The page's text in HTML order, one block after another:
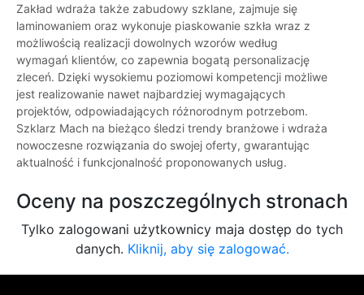
Zakład wdraża także zabudowy szklane, zajmuje się
laminowaniem oraz wykonuje piaskowanie szkła wraz z
możliwością realizacji dowolnych wzorów według
wymagań klientów, co zapewnia bogatą personalizację
zleceń. Dzięki wysokiemu poziomowi kompetencji możliwe
jest realizowanie nawet najbardziej wymagających
projektów, odpowiadających różnorodnym potrzebom.
Szklarz Mach na bieżąco śledzi trendy branżowe i wdraża
nowoczesne rozwiązania do swojej oferty, gwarantując
aktualność i funkcjonalność proponowanych usług.
Oceny na poszczególnych stronach
Tylko zalogowani użytkownicy maja dostęp do tych
danych. Kliknij, aby się zalogować.